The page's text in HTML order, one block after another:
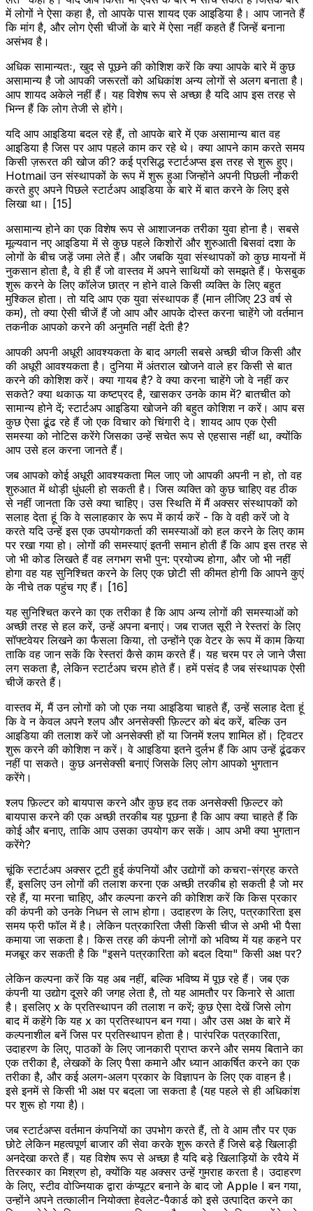
में लोगों ने ऐसा कहा है, तो आपके पास शायद एक आइडिया है। आप जानते हैं
कि मांग है, और लोग ऐसी चीजों के बारे में ऐसा नहीं कहते हैं जिन्हें बनाना
असंभव है।
अधिक सामान्यतः, खुद से पूछने की कोशिश करें कि क्या आपके बारे में कुछ
असामान्य है जो आपकी जरूरतों को अधिकांश अन्य लोगों से अलग बनाता है।
आप शायद अकेले नहीं हैं। यह विशेष रूप से अच्छा है यदि आप इस तरह से
भिन्न हैं कि लोग तेजी से होंगे।
यदि आप आइडिया बदल रहे हैं, तो आपके बारे में एक असामान्य बात वह
आइडिया है जिस पर आप पहले काम कर रहे थे। क्या आपने काम करते समय
किसी ज़रूरत की खोज की? कई प्रसिद्ध स्टार्टअप्स इस तरह से शुरू हुए।
Hotmail उन संस्थापकों के रूप में शुरू हुआ जिन्होंने अपनी पिछली नौकरी
करते हुए अपने पिछले स्टार्टअप आइडिया के बारे में बात करने के लिए इसे
लिखा था। [15]
असामान्य होने का एक विशेष रूप से आशाजनक तरीका युवा होना है। सबसे
मूल्यवान नए आइडिया में से कुछ पहले किशोरों और शुरुआती बिसवां दशा के
लोगों के बीच जड़ें जमा लेते हैं। और जबकि युवा संस्थापकों को कुछ मायनों में
नुकसान होता है, वे ही हैं जो वास्तव में अपने साथियों को समझते हैं। फेसबुक
शुरू करने के लिए कॉलेज छात्र न होने वाले किसी व्यक्ति के लिए बहुत
मुश्किल होता। तो यदि आप एक युवा संस्थापक हैं (मान लीजिए 23 वर्ष से
कम), तो क्या ऐसी चीजें हैं जो आप और आपके दोस्त करना चाहेंगे जो वर्तमान
तकनीक आपको करने की अनुमति नहीं देती है?
आपकी अपनी अधूरी आवश्यकता के बाद अगली सबसे अच्छी चीज किसी और
की अधूरी आवश्यकता है। दुनिया में अंतराल खोजने वाले हर किसी से बात
करने की कोशिश करें। क्या गायब है? वे क्या करना चाहेंगे जो वे नहीं कर
सकते? क्या थकाऊ या कष्टप्रद है, खासकर उनके काम में? बातचीत को
सामान्य होने दें; स्टार्टअप आइडिया खोजने की बहुत कोशिश न करें। आप बस
कुछ ऐसा ढूंढ रहे हैं जो एक विचार को चिंगारी दे। शायद आप एक ऐसी
समस्या को नोटिस करेंगे जिसका उन्हें सचेत रूप से एहसास नहीं था, क्योंकि
आप उसे हल करना जानते हैं।
जब आपको कोई अधूरी आवश्यकता मिल जाए जो आपकी अपनी न हो, तो वह
शुरुआत में थोड़ी धुंधली हो सकती है। जिस व्यक्ति को कुछ चाहिए वह ठीक
से नहीं जानता कि उसे क्या चाहिए। उस स्थिति में मैं अक्सर संस्थापकों को
सलाह देता हूं कि वे सलाहकार के रूप में कार्य करें - कि वे वही करें जो वे
करते यदि उन्हें इस एक उपयोगकर्ता की समस्याओं को हल करने के लिए काम
पर रखा गया हो। लोगों की समस्याएं इतनी समान होती हैं कि आप इस तरह से
जो भी कोड लिखते हैं वह लगभग सभी पुन: प्रयोज्य होगा, और जो भी नहीं
होगा वह यह सुनिश्चित करने के लिए एक छोटी सी कीमत होगी कि आपने कुएं
के नीचे तक पहुंच गए हैं। [16]
यह सुनिश्चित करने का एक तरीका है कि आप अन्य लोगों की समस्याओं को
अच्छी तरह से हल करें, उन्हें अपना बनाएं। जब राजत सूरी ने रेस्तरां के लिए
सॉफ्टवेयर लिखने का फैसला किया, तो उन्होंने एक वेटर के रूप में काम किया
ताकि वह जान सकें कि रेस्तरां कैसे काम करते हैं। यह चरम पर ले जाने जैसा
लग सकता है, लेकिन स्टार्टअप चरम होते हैं। हमें पसंद है जब संस्थापक ऐसी
चीजें करते हैं।
वास्तव में, मैं उन लोगों को जो एक नया आइडिया चाहते हैं, उन्हें सलाह देता हूं
कि वे न केवल अपने श्लप और अनसेक्सी फ़िल्टर को बंद करें, बल्कि उन
आइडिया की तलाश करें जो अनसेक्सी हों या जिनमें श्लप शामिल हों। ट्विटर
शुरू करने की कोशिश न करें। वे आइडिया इतने दुर्लभ हैं कि आप उन्हें ढूंढकर
नहीं पा सकते। कुछ अनसेक्सी बनाएं जिसके लिए लोग आपको भुगतान
करेंगे।
श्लप फ़िल्टर को बायपास करने और कुछ हद तक अनसेक्सी फ़िल्टर को
बायपास करने की एक अच्छी तरकीब यह पूछना है कि आप क्या चाहते हैं कि
कोई और बनाए, ताकि आप उसका उपयोग कर सकें। आप अभी क्या भुगतान
करेंगे?
चूंकि स्टार्टअप अक्सर टूटी हुई कंपनियों और उद्योगों को कचरा-संग्रह करते
हैं, इसलिए उन लोगों की तलाश करना एक अच्छी तरकीब हो सकती है जो मर
रहे हैं, या मरना चाहिए, और कल्पना करने की कोशिश करें कि किस प्रकार
की कंपनी को उनके निधन से लाभ होगा। उदाहरण के लिए, पत्रकारिता इस
समय फ्री फॉल में है। लेकिन पत्रकारिता जैसी किसी चीज से अभी भी पैसा
कमाया जा सकता है। किस तरह की कंपनी लोगों को भविष्य में यह कहने पर
मजबूर कर सकती है कि "इसने पत्रकारिता को बदल दिया" किसी अक्ष पर?
लेकिन कल्पना करें कि यह अब नहीं, बल्कि भविष्य में पूछ रहे हैं। जब एक
कंपनी या उद्योग दूसरे की जगह लेता है, तो यह आमतौर पर किनारे से आता
है। इसलिए x के प्रतिस्थापन की तलाश न करें; कुछ ऐसा देखें जिसे लोग
बाद में कहेंगे कि यह x का प्रतिस्थापन बन गया। और उस अक्ष के बारे में
कल्पनाशील बनें जिस पर प्रतिस्थापन होता है। पारंपरिक पत्रकारिता,
उदाहरण के लिए, पाठकों के लिए जानकारी प्राप्त करने और समय बिताने का
एक तरीका है, लेखकों के लिए पैसा कमाने और ध्यान आकर्षित करने का एक
तरीका है, और कई अलग-अलग प्रकार के विज्ञापन के लिए एक वाहन है।
इसे इनमें से किसी भी अक्ष पर बदला जा सकता है (यह पहले से ही अधिकांश
पर शुरू हो गया है)।
जब स्टार्टअप्स वर्तमान कंपनियों का उपभोग करते हैं, तो वे आम तौर पर एक
छोटे लेकिन महत्वपूर्ण बाजार की सेवा करके शुरू करते हैं जिसे बड़े खिलाड़ी
अनदेखा करते हैं। यह विशेष रूप से अच्छा है यदि बड़े खिलाड़ियों के रवैये में
तिरस्कार का मिश्रण हो, क्योंकि यह अक्सर उन्हें गुमराह करता है। उदाहरण
के लिए, स्टीव वोज्नियाक द्वारा कंप्यूटर बनाने के बाद जो Apple I बन गया,
उन्होंने अपने तत्कालीन नियोक्ता हेवलेट-पैकार्ड को इसे उत्पादित करने का